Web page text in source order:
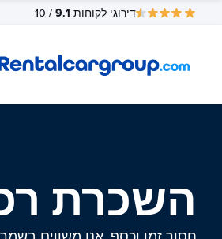
דירוגי לקוחות 9.1
/ 10
השכרת